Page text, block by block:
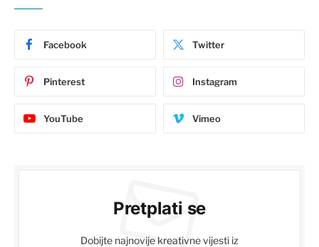
Facebook Twitter
Pinterest Instagram
YouTube Vimeo
Pretplati se
Dobijte najnovije kreativne vijesti iz